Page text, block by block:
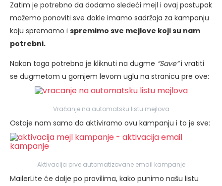
Zatim je potrebno da dodamo sledeći mejl i ovaj postupak
možemo ponoviti sve dokle imamo sadržaja za kampanju
koju spremamo i spremimo sve mejlove koji su nam
potrebni.
Nakon toga potrebno je kliknuti na dugme “Save”i vratiti
se dugmetom u gornjem levom uglu na stranicu pre ove:
Vraćanje na automatsku listu mejlova
Ostaje nam samo da aktiviramo ovu kampanju i to je sve:
Aktivacija prve automatizovane email kampanje
MailerLite će dalje po pravilima, kako punimo našu listu